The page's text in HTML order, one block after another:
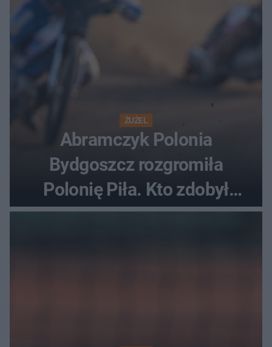
ŻUŻEL
Abramczyk Polonia
Bydgoszcz rozgromiła
Polonię Piła. Kto zdobył
najwięcej punktów?